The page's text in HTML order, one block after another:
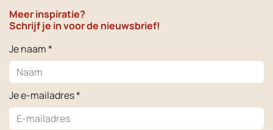
Meer inspiratie?
Schrijf je in voor de nieuwsbrief!
Je naam *
Je e-mailadres *